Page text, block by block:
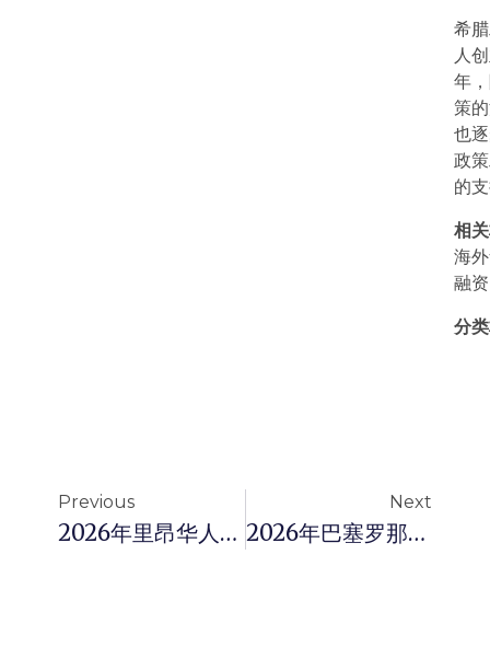
希
人
年
策
也
政
的
相
海
融资
分
Previous
2026年里昂华人务工人员消费分期贷款完全指南：法国蓝领华人如何低门槛获取应急资金
Next
2026年巴塞罗那华人商家融资贷款全攻略：中小微型企业的启动与周转资金解决方案